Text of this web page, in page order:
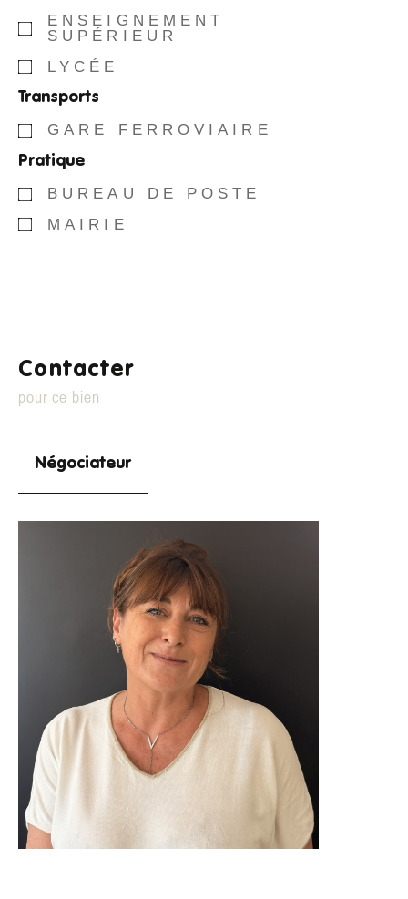
ENSEIGNEMENT
SUPÉRIEUR
LYCÉE
Transports
GARE FERROVIAIRE
Pratique
BUREAU DE POSTE
MAIRIE
Contacter
pour ce bien
Négociateur